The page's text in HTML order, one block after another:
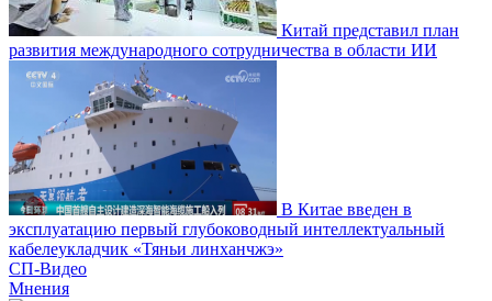
Китай представил план
развития международного сотрудничества в области ИИ
В Китае введен в
эксплуатацию первый глубоководный интеллектуальный
кабелеукладчик «Тяньи линханчжэ»
СП-Видео
Мнения